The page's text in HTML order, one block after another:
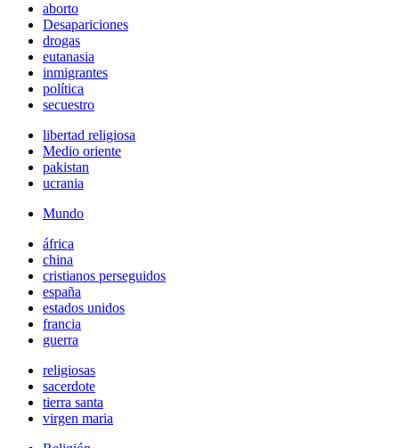
aborto
Desapariciones
drogas
eutanasia
inmigrantes
política
secuestro
libertad religiosa
Medio oriente
pakistan
ucrania
Mundo
áfrica
china
cristianos perseguidos
españa
estados unidos
francia
guerra
religiosas
sacerdote
tierra santa
virgen maria